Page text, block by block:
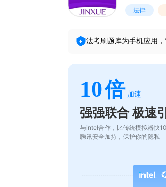
法律
法考刷题库为手机应用
10倍 加速
强强联合 极速
与intel合作，比传统模拟器快
腾讯安全加持，保护你的隐私